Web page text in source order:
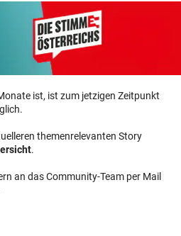
ist, ist zum jetzigen Zeitpunkt
themenrelevanten Story
.
an das Community-Team per Mail